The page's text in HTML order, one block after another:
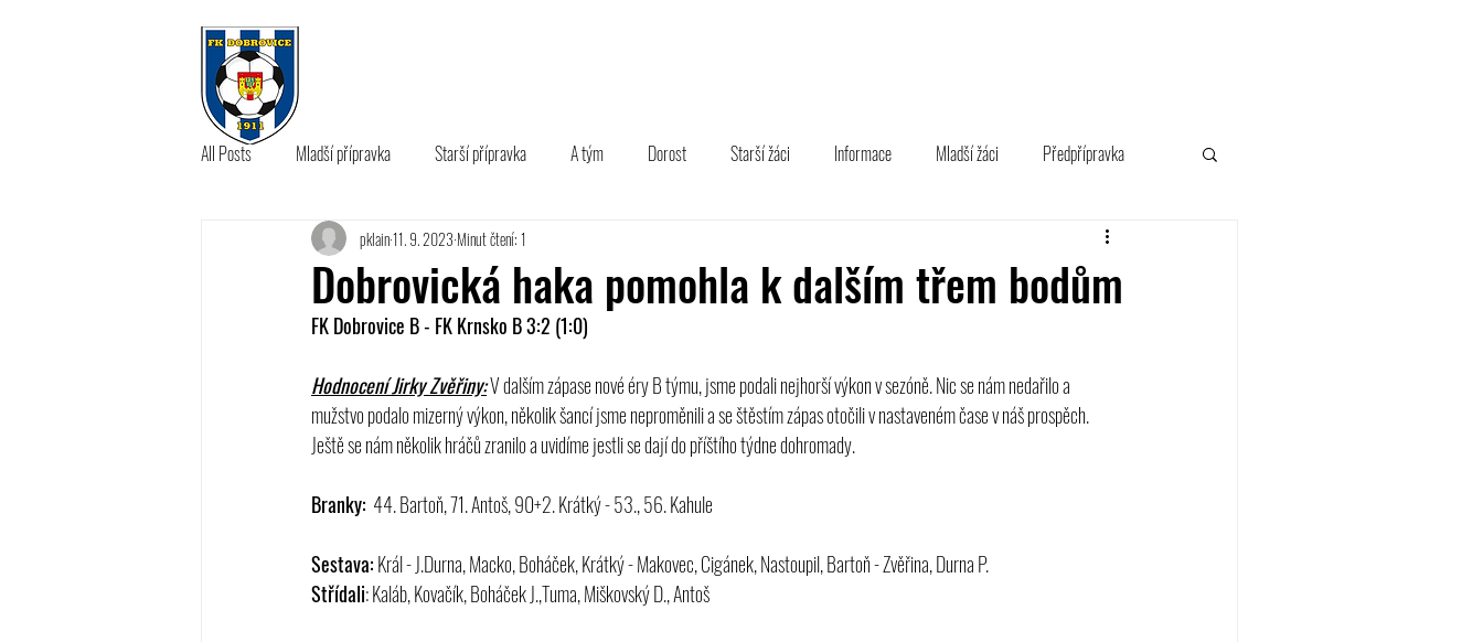
All Posts Mladší přípravka Starší přípravka A tým Dorost Starší žáci Informace Mladší žáci Předpřípravka
Dobrovická haka pomohla k dalším třem bodům
pklain11. 9. 2023 Minut čtení: 1
FK Dobrovice B - FK Krnsko B 3:2 (1:0)
Hodnocení Jirky Zvěřiny: V dalším zápase nové éry B týmu, jsme podali nejhorší výkon v sezóně. Nic se nám nedařilo a
mužstvo podalo mizerný výkon, několik šancí jsme neproměnili a se štěstím zápas otočili v nastaveném čase v náš prospěch.
Ještě se nám několik hráčů zranilo a uvidíme jestli se dají do příštího týdne dohromady.
Branky:
  44. Bartoň, 71. Antoš, 90+2. Krátký - 53., 56. Kahule
Sestava: Král - J.Durna, Macko, Boháček, Krátký - Makovec, Cigánek, Nastoupil, Bartoň - Zvěřina, Durna P.
Střídali: Kaláb, Kovačík, Boháček J.,Tuma, Miškovský D., Antoš